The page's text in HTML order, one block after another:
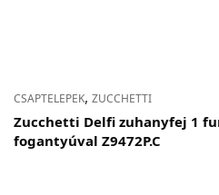
CSAPTELEPEK, ZUCCHETTI
Zucchetti Delfi zuhanyfej 1
fogantyúval Z9472P.C